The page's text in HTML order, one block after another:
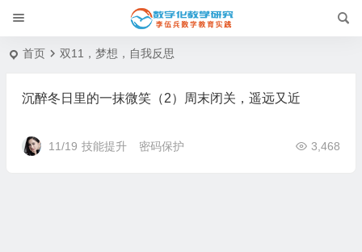
首页 双11，梦想，自我反思
沉醉冬日里的一抹微笑（2）周末闭关，遥远又近
11/19 技能提升 3,468
密码保护